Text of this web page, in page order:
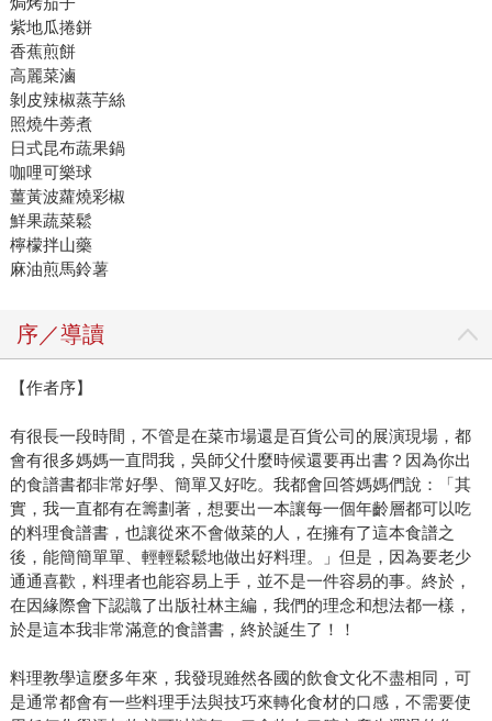
紫地瓜捲鉼
香蕉煎餅
高麗菜滷
剝皮辣椒蒸芋絲
照燒牛蒡煮
日式昆布蔬果鍋
咖哩可樂球
薑黃波蘿燒彩椒
鮮果蔬菜鬆
檸檬拌山藥
麻油煎馬鈴薯
序／導讀
【作者序】
有很長一段時間，不管是在菜市場還是百貨公司的展演現場，都
會有很多媽媽一直問我，吳師父什麼時候還要再出書？因為你出
的食譜書都非常好學、簡單又好吃。我都會回答媽媽們說：「其
實，我一直都有在籌劃著，想要出一本讓每一個年齡層都可以吃
的料理食譜書，也讓從來不會做菜的人，在擁有了這本食譜之
後，能簡簡單單、輕輕鬆鬆地做出好料理。」但是，因為要老少
通通喜歡，料理者也能容易上手，並不是一件容易的事。終於，
在因緣際會下認識了出版社林主編，我們的理念和想法都一樣，
於是這本我非常滿意的食譜書，終於誕生了！！
料理教學這麼多年來，我發現雖然各國的飲食文化不盡相同，可
是通常都會有一些料理手法與技巧來轉化食材的口感，不需要使